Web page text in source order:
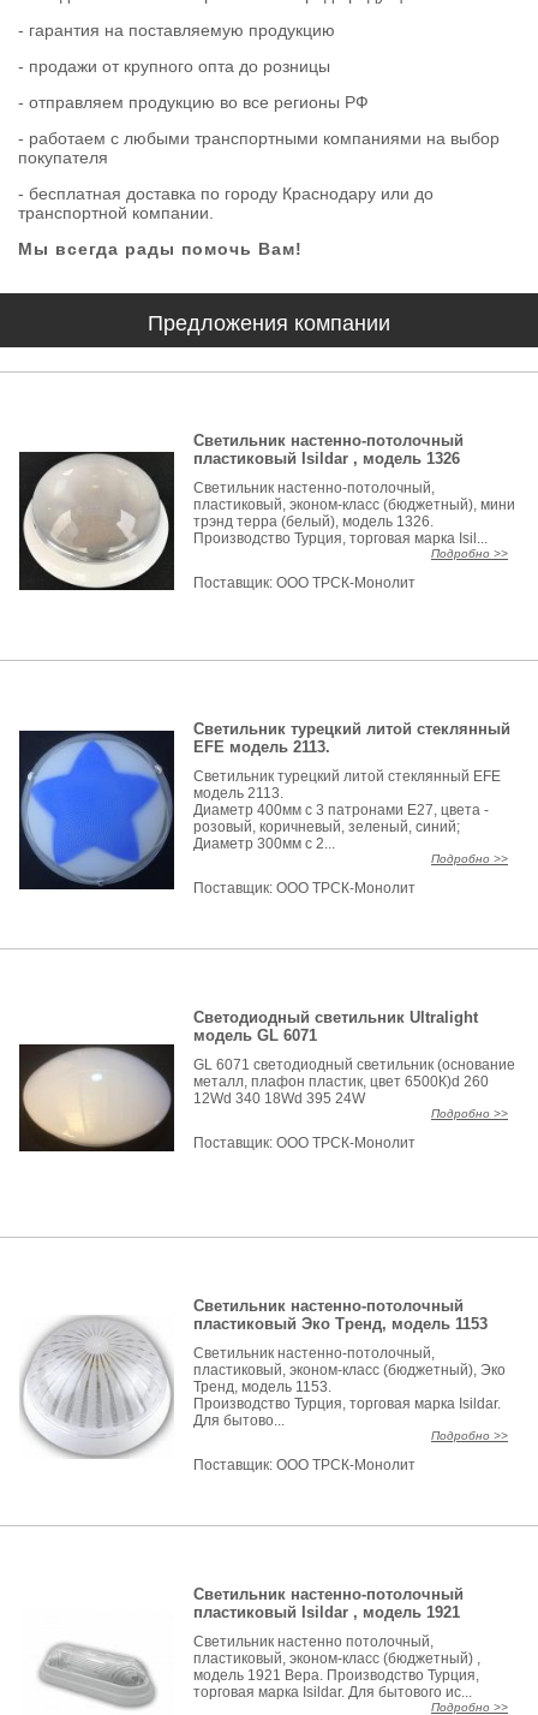
- гарантия на поставляемую продукцию
- продажи от крупного опта до розницы
- отправляем продукцию во все регионы РФ
- работаем с любыми транспортными компаниями на выбор
покупателя
- бесплатная доставка по городу Краснодару или до
транспортной компании.
Мы всегда рады помочь Вам!
Предложения компании
Светильник настенно-потолочный
пластиковый Isildar , модель 1326
Светильник настенно-потолочный,
пластиковый, эконом-класс (бюджетный), мини
трэнд терра (белый), модель 1326.
Производство Турция, торговая марка Isil...
Подробно >>
Поставщик:ООО ТРСК-Монолит
Светильник турецкий литой стеклянный
EFE модель 2113.
Светильник турецкий литой стеклянный EFE
модель 2113.
Диаметр 400мм с 3 патронами Е27, цвета -
розовый, коричневый, зеленый, синий;
Диаметр 300мм с 2...
Подробно >>
Поставщик:ООО ТРСК-Монолит
Светодиодный светильник Ultralight
модель GL 6071
GL 6071 светодиодный светильник (основание
металл, плафон пластик, цвет 6500К)d 260
12Wd 340 18Wd 395 24W
Подробно >>
Поставщик:ООО ТРСК-Монолит
Светильник настенно-потолочный
пластиковый Эко Тренд, модель 1153
Светильник настенно-потолочный,
пластиковый, эконом-класс (бюджетный), Эко
Тренд, модель 1153.
Производство Турция, торговая марка Isildar.
Для бытово...
Подробно >>
Поставщик:ООО ТРСК-Монолит
Светильник настенно-потолочный
пластиковый Isildar , модель 1921
Светильник настенно потолочный,
пластиковый, эконом-класс (бюджетный) ,
модель 1921 Вера. Производство Турция,
торговая марка Isildar. Для бытового ис...
Подробно >>